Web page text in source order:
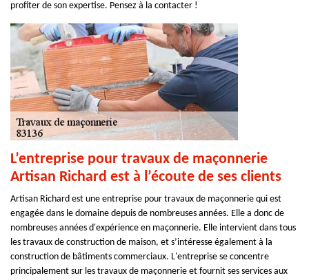
profiter de son expertise. Pensez à la contacter !
L’entreprise pour travaux de maçonnerie
Artisan Richard est à l’écoute de ses clients
Artisan Richard est une entreprise pour travaux de maçonnerie qui est
engagée dans le domaine depuis de nombreuses années. Elle a donc de
nombreuses années d'expérience en maçonnerie. Elle intervient dans tous
les travaux de construction de maison, et s’intéresse également à la
construction de bâtiments commerciaux. L'entreprise se concentre
principalement sur les travaux de maçonnerie et fournit ses services aux